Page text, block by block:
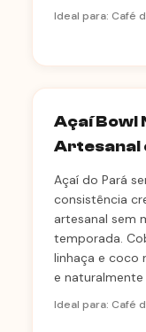
Ideal para: Café
Açaí Bowl
Artesanal
Açaí do Pará
consistência
artesanal sem
temporada.
linhaça e coco
e naturalmente
Ideal para: Café